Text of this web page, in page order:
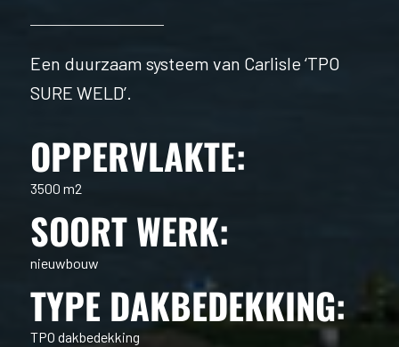
Een duurzaam systeem van Carlisle ‘TPO
SURE WELD’.
OPPERVLAKTE:
3500 m2
SOORT WERK:
nieuwbouw
TYPE DAKBEDEKKING:
TPO dakbedekking